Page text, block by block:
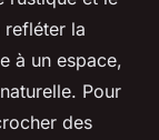
refléter la
à un espace,
Pour
des